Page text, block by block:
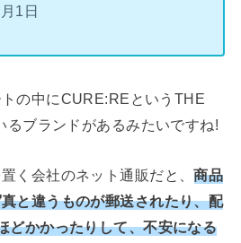
1日
の中にCURE:REというTHE
るブランドがあるみたいですね!
く会社のネット通販だと、商品
と違うものが郵送されたり、配
どかかったりして、不安になる